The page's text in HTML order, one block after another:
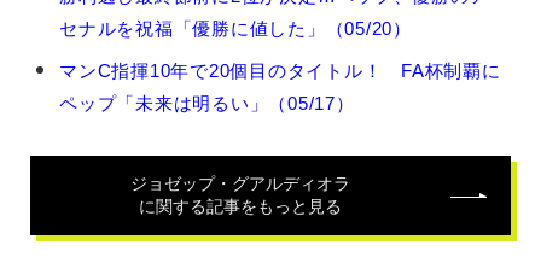
ッ
ル
オ
セナルを祝福「優勝に値した」（05/20）
マンC指揮10年で20個目のタイトル！ FA杯制覇に
ペップ「未来は明るい」（05/17）
ジョゼップ・グアルディオラ
に関する記事をもっと見る